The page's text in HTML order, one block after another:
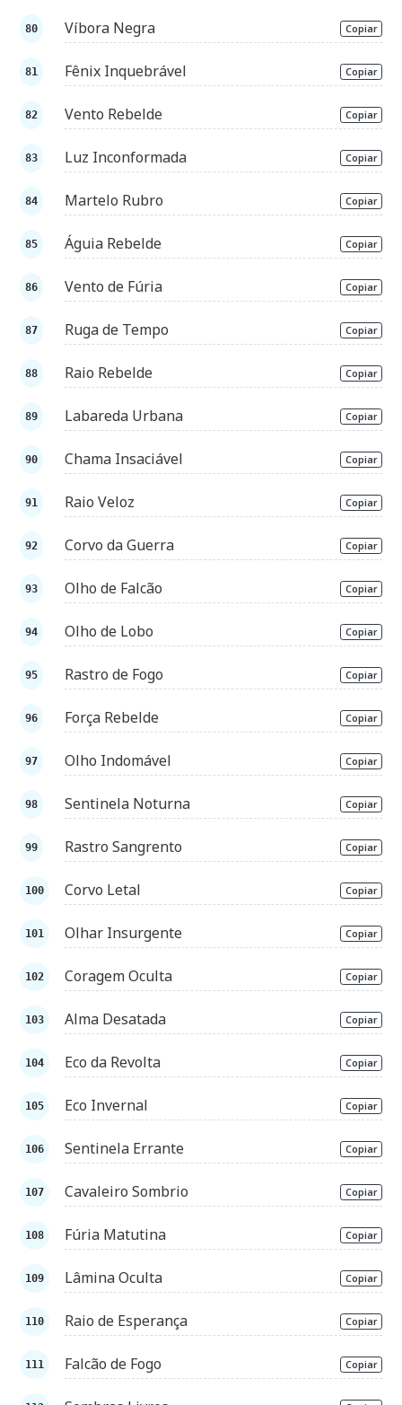
Víbora Negra Copiar
Fênix Inquebrável Copiar
Vento Rebelde Copiar
Luz Inconformada Copiar
Martelo Rubro Copiar
Águia Rebelde Copiar
Vento de Fúria Copiar
Ruga de Tempo Copiar
Raio Rebelde Copiar
Labareda Urbana Copiar
Chama Insaciável Copiar
Raio Veloz Copiar
Corvo da Guerra Copiar
Olho de Falcão Copiar
Olho de Lobo Copiar
Rastro de Fogo Copiar
Força Rebelde Copiar
Olho Indomável Copiar
Sentinela Noturna Copiar
Rastro Sangrento Copiar
Corvo Letal Copiar
Olhar Insurgente Copiar
Coragem Oculta Copiar
Alma Desatada Copiar
Eco da Revolta Copiar
Eco Invernal Copiar
Sentinela Errante Copiar
Cavaleiro Sombrio Copiar
Fúria Matutina Copiar
Lâmina Oculta Copiar
Raio de Esperança Copiar
Falcão de Fogo Copiar